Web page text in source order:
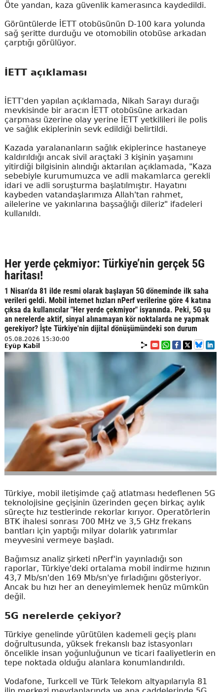
Öte yandan, kaza güvenlik kamerasınca kaydedildi.
Görüntülerde İETT otobüsünün D-100 kara yolunda
sağ şeritte durduğu ve otomobilin otobüse arkadan
çarptığı görülüyor.
İETT açıklaması
İETT'den yapılan açıklamada, Nikah Sarayı durağı
mevkisinde bir aracın İETT otobüsüne arkadan
çarpması üzerine olay yerine İETT yetkilileri ile polis
ve sağlık ekiplerinin sevk edildiği belirtildi.
Kazada yaralananların sağlık ekiplerince hastaneye
kaldırıldığı ancak sivil araçtaki 3 kişinin yaşamını
yitirdiği bilgisinin alındığı aktarılan açıklamada, "Kaza
sebebiyle kurumumuzca ve adli makamlarca gerekli
idari ve adli soruşturma başlatılmıştır. Hayatını
kaybeden vatandaşlarımıza Allah'tan rahmet,
ailelerine ve yakınlarına başsağlığı dileriz" ifadeleri
kullanıldı.
Her yerde çekmiyor: Türkiye’nin gerçek 5G
haritası!
1 Nisan'da 81 ilde resmi olarak başlayan 5G döneminde ilk saha
verileri geldi. Mobil internet hızları nPerf verilerine göre 4 katına
çıksa da kullanıcılar "Her yerde çekmiyor" isyanında. Peki, 5G şu
an nerelerde aktif, sinyal alınamayan kör noktalarda ne yapmak
gerekiyor? İşte Türkiye'nin dijital dönüşümündeki son durum
05.08.2026 15:30:00
Eyüp Kabil
Türkiye, mobil iletişimde çağ atlatması hedeflenen 5G
teknolojisine geçişinin üzerinden geçen birkaç aylık
süreçte hız testlerinde rekorlar kırıyor. Operatörlerin
BTK ihalesi sonrası 700 MHz ve 3,5 GHz frekans
bantları için yaptığı milyar dolarlık yatırımlar
meyvesini vermeye başladı.
Bağımsız analiz şirketi nPerf'in yayınladığı son
raporlar, Türkiye'deki ortalama mobil indirme hızının
43,7 Mb/sn'den 169 Mb/sn'ye fırladığını gösteriyor.
Ancak bu hızı her an deneyimlemek henüz mümkün
değil.
5G nerelerde çekiyor?
Türkiye genelinde yürütülen kademeli geçiş planı
doğrultusunda, yüksek frekanslı baz istasyonları
öncelikle insan yoğunluğunun ve ticari faaliyetlerin en
tepe noktada olduğu alanlara konumlandırıldı.
Vodafone, Turkcell ve Türk Telekom altyapılarıyla 81